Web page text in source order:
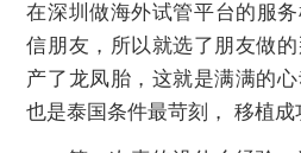
在深圳做海外试管平台的服
信朋友，所以就选了朋友做
产了龙凤胎，这就是满满的
也是泰国条件最苛刻， 移植